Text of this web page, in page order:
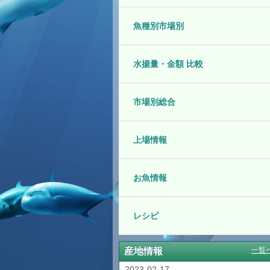
魚種別市場別
水揚量・金額 比較
市場別総合
上場情報
お魚情報
レシピ
産地情報 一覧